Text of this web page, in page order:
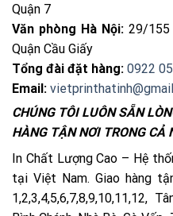
Quận 7
Văn phòng Hà Nội:29/155
Quận Cầu Giấy
Tổng đài đặt hàng: 0922
Email:
CHÚNG TÔI LUÔN SẴN
HÀNG TẬN NƠI TRONG CẢ
In Chất Lượng Cao – Hệ
tại Việt Nam. Giao hàng
1,2,3,4,5,6,7,8,9,10,11,12,